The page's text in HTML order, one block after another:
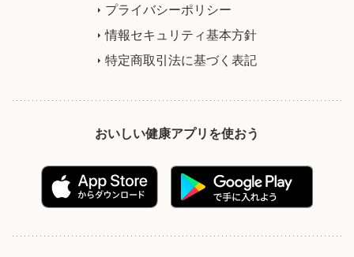
プライバシーポリシー
情報セキュリティ基本方針
特定商取引法に基づく表記
おいしい健康アプリを使おう